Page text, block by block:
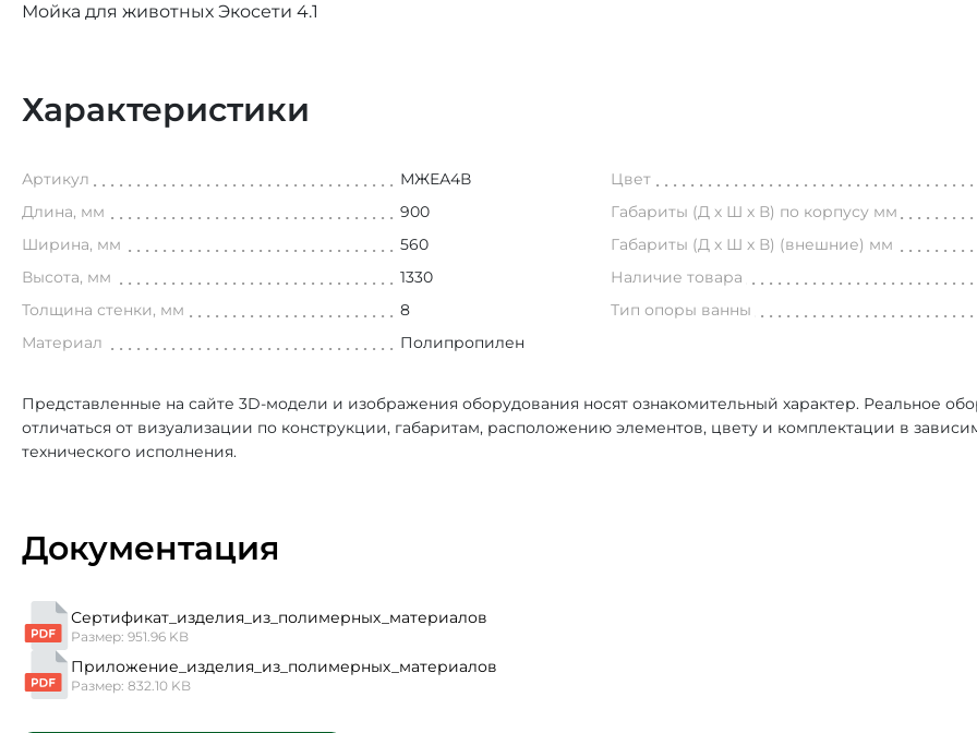
Мойка для животных Экосети 4.1
Характеристики
Артикул
МЖЕА4В
Длина, мм
900
Ширина, мм
560
Высота, мм
1330
Толщина стенки, мм
8
Материал
Полипропилен
Цвет
Габариты (Д х Ш х В) по корпусу мм
Габариты (Д х Ш х В) (внешние) мм
Наличие товара
Тип опоры ванны
Представленные на сайте 3D-модели и изображения оборудования носят ознакомительный характер. Реальное
отличаться от визуализации по конструкции, габаритам, расположению элементов, цвету и комплектации в
технического исполнения.
Документация
Сертификат_изделия_из_полимерных_материалов
Размер: 951.96 KB
Приложение_изделия_из_полимерных_материалов
Размер: 832.10 KB